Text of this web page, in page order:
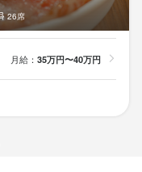
26席
月給： 35万円〜40万円